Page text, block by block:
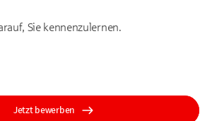
Sie kennenzulernen.
Jetzt bewerben